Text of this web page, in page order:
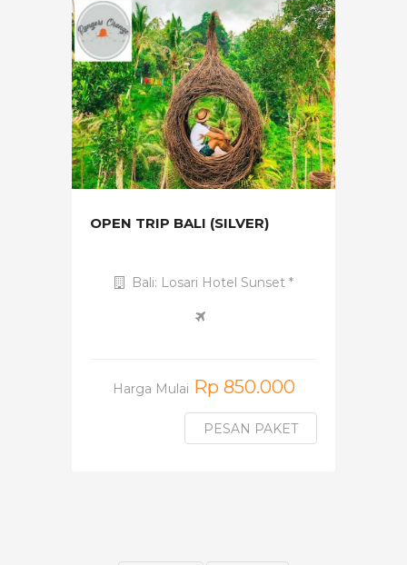
OPEN TRIP BALI (SILVER)
Bali: Losari Hotel Sunset *
Harga Mulai Rp 850.000
PESAN PAKET